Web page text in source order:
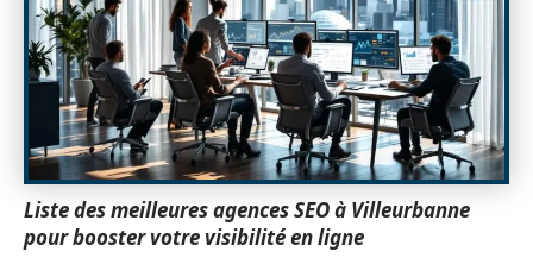
Liste des meilleures agences SEO à Villeurbanne
pour booster votre visibilité en ligne